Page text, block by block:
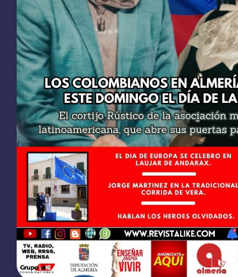
I
O
N
E
S